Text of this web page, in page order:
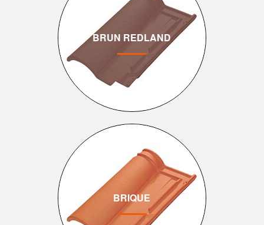
BRUN REDLAND
BRIQUE